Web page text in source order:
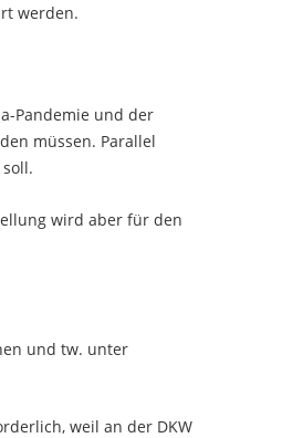
werden.
Pandemie und der
müssen. Parallel
wird aber für den
und tw. unter
weil an der DKW